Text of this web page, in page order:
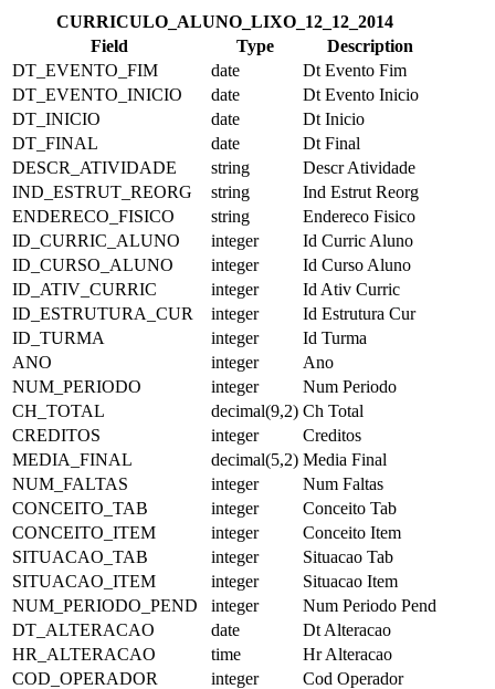
CURRICULO_ALUNO_LIXO_12_12_2014
Field
Type
Description
DT_EVENTO_FIM
date
Dt Evento Fim
DT_EVENTO_INICIO
date
Dt Evento Inicio
DT_INICIO
date
Dt Inicio
DT_FINAL
date
Dt Final
DESCR_ATIVIDADE
string
Descr Atividade
IND_ESTRUT_REORG
string
Ind Estrut Reorg
ENDERECO_FISICO
string
Endereco Fisico
ID_CURRIC_ALUNO
integer
Id Curric Aluno
ID_CURSO_ALUNO
integer
Id Curso Aluno
ID_ATIV_CURRIC
integer
Id Ativ Curric
ID_ESTRUTURA_CUR
integer
Id Estrutura Cur
ID_TURMA
integer
Id Turma
ANO
integer
Ano
NUM_PERIODO
integer
Num Periodo
CH_TOTAL
decimal(9,2) Ch Total
CREDITOS
integer
Creditos
MEDIA_FINAL
decimal(5,2) Media Final
NUM_FALTAS
integer
Num Faltas
CONCEITO_TAB
integer
Conceito Tab
CONCEITO_ITEM
integer
Conceito Item
SITUACAO_TAB
integer
Situacao Tab
SITUACAO_ITEM
integer
Situacao Item
NUM_PERIODO_PEND
integer
Num Periodo Pend
DT_ALTERACAO
date
Dt Alteracao
HR_ALTERACAO
time
Hr Alteracao
COD_OPERADOR
integer
Cod Operador